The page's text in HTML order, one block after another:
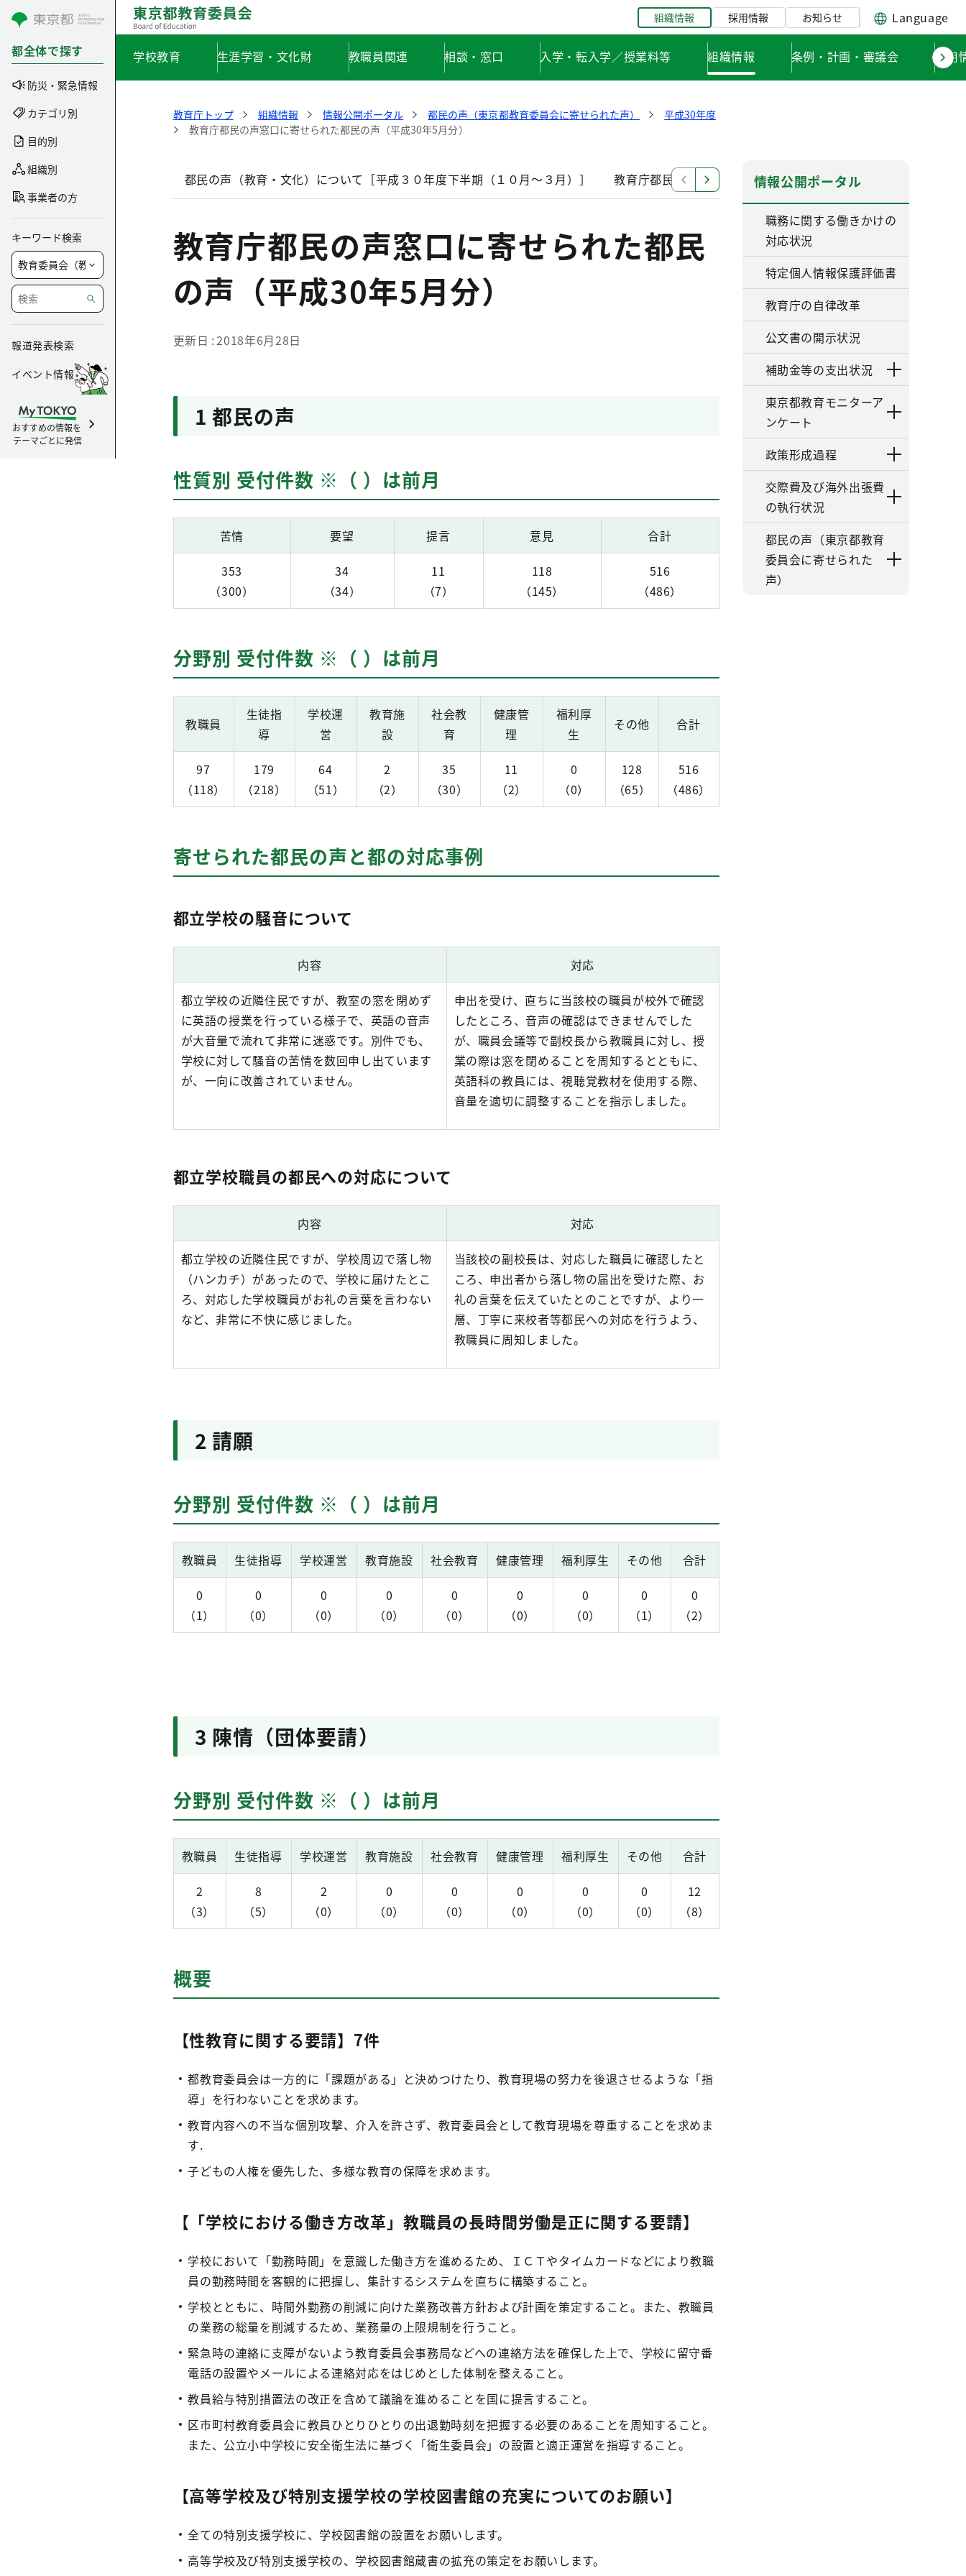
コンテンツにスキップ
都全体で探す
防災・緊急情報
カテゴリ別
目的別
組織別
事業者の方
キーワード検索
報道発表検索
イベント情報
おすすめの情報を
テーマごとに発信
組織情報 採用情報 お知らせ Language
学校教育 生涯学習・文化財 教職員関連 相談・窓口 入学・転入学／授業料等 組織情報 条例・計画・審議会 採用
教育庁トップ 組織情報 情報公開ポータル 都民の声（東京都教育委員会に寄せられた声）
平成30年度
教育庁都民の声窓口に寄せられた都民の声（平成30年5月分）
都民の声（教育・文化）について［平成３０年度下半期（１０月～３月）］ 教育庁都民の声窓口に寄せられた都民の声（平成31年3月分）
教育庁都民の声窓口に寄せられた都民
の声（平成30年5月分）
更新日 2018年6月28日
1 都民の声
性質別 受付件数 ※（ ）は前月
苦情 要望 提言 意見 合計
353
（300）
34
（34）
11
（7）
118
（145）
516
（486）
分野別 受付件数 ※（ ）は前月
教職員
生徒指
導
学校運
営
教育施
設
社会教
育
健康管
理
福利厚
生
その他 合計
97
（118）
179
（218）
64
（51）
2
（2）
35
（30）
11
（2）
0
（0）
128
（65）
516
（486）
寄せられた都民の声と都の対応事例
都立学校の騒音について
内容 対応
都立学校の近隣住民ですが、教室の窓を閉めず
に英語の授業を行っている様子で、英語の音声
が大音量で流れて非常に迷惑です。別件でも、
学校に対して騒音の苦情を数回申し出ています
が、一向に改善されていません。
申出を受け、直ちに当該校の職員が校外で確認
したところ、音声の確認はできませんでした
が、職員会議等で副校長から教職員に対し、授
業の際は窓を閉めることを周知するとともに、
英語科の教員には、視聴覚教材を使用する際、
音量を適切に調整することを指示しました。
都立学校職員の都民への対応について
内容 対応
都立学校の近隣住民ですが、学校周辺で落し物
（ハンカチ）があったので、学校に届けたとこ
ろ、対応した学校職員がお礼の言葉を言わない
など、非常に不快に感じました。
当該校の副校長は、対応した職員に確認したと
ころ、申出者から落し物の届出を受けた際、お
礼の言葉を伝えていたとのことですが、より一
層、丁寧に来校者等都民への対応を行うよう、
教職員に周知しました。
2 請願
分野別 受付件数 ※（ ）は前月
教職員 生徒指導 学校運営 教育施設 社会教育 健康管理 福利厚生 その他 合計
0
（1）
0
（0）
0
（0）
0
（0）
0
（0）
0
（0）
0
（0）
0
（1）
0
（2）
3 陳情（団体要請）
分野別 受付件数 ※（ ）は前月
教職員 生徒指導 学校運営 教育施設 社会教育 健康管理 福利厚生 その他 合計
2
（3）
8
（5）
2
（0）
0
（0）
0
（0）
0
（0）
0
（0）
0
（0）
12
（8）
概要
【性教育に関する要請】7件
都教育委員会は一方的に「課題がある」と決めつけたり、教育現場の努力を後退させるような「指
導」を行わないことを求めます。
教育内容への不当な個別攻撃、介入を許さず、教育委員会として教育現場を尊重することを求めま
す.
子どもの人権を優先した、多様な教育の保障を求めます。
【「学校における働き方改革」教職員の長時間労働是正に関する要請】
学校において「勤務時間」を意識した働き方を進めるため、ＩＣＴやタイムカードなどにより教職
員の勤務時間を客観的に把握し、集計するシステムを直ちに構築すること。
学校とともに、時間外勤務の削減に向けた業務改善方針および計画を策定すること。また、教職員
の業務の総量を削減するため、業務量の上限規制を行うこと。
緊急時の連絡に支障がないよう教育委員会事務局などへの連絡方法を確保した上で、学校に留守番
電話の設置やメールによる連絡対応をはじめとした体制を整えること。
教員給与特別措置法の改正を含めて議論を進めることを国に提言すること。
区市町村教育委員会に教員ひとりひとりの出退勤時刻を把握する必要のあることを周知すること。
また、公立小中学校に安全衛生法に基づく「衛生委員会」の設置と適正運営を指導すること。
【高等学校及び特別支援学校の学校図書館の充実についてのお願い】
全ての特別支援学校に、学校図書館の設置をお願いします。
高等学校及び特別支援学校の、学校図書館蔵書の拡充の策定をお願いします。
情報公開ポータル
職務に関する働きかけの
対応状況
特定個人情報保護評価書
教育庁の自律改革
公文書の開示状況
補助金等の支出状況
東京都教育モニターア
ンケート
政策形成過程
交際費及び海外出張費
の執行状況
都民の声（東京都教育
委員会に寄せられた
声）